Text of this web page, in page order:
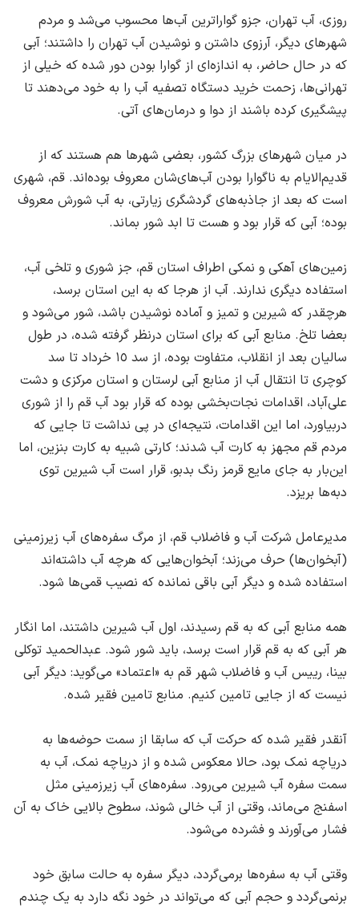
روزی، ‌آب تهران، ‌جزو گواراترین آب‌ها محسوب می‌شد و مردم
شهرهای دیگر، ‌آرزوی داشتن و نوشیدن آب تهران را داشتند؛ ‌آبی
که در حال حاضر، ‌به اندازه‌ای از گوارا بودن دور شده که خیلی از
تهرانی‌ها، ‌زحمت خرید دستگاه تصفیه آب را به خود می‌دهند تا
پیشگیری کرده باشند از دوا و درمان‌های آتی.
در میان شهرهای بزرگ کشور، بعضی شهرها هم هستند که از
قدیم‌الایام به ناگوارا بودن آب‌های‌شان معروف بوده‌اند. ‌قم، ‌شهری
است که بعد از جاذبه‌های گردشگری زیارتی، ‌به آب شورش معروف
بوده؛ آبی که قرار بود و هست تا ابد شور بماند.
زمین‌های آهکی و نمکی اطراف استان قم، ‌جز شوری و تلخی آب،
استفاده دیگری ندارند. آب از هرجا که به این استان برسد،
‌هرچقدر که شیرین و تمیز و آماده نوشیدن باشد، ‌شور می‌شود و
بعضا تلخ. منابع آبی که برای استان درنظر گرفته شده، در طول
سالیان بعد از انقلاب، ‌متفاوت بوده، ‌از سد ١٥ خرداد تا سد
کوچری تا انتقال آب از منابع آبی لرستان و استان مرکزی و دشت
علی‌آباد، ‌اقدامات نجات‌بخشی بوده که قرار بود آب قم را از شوری
دربیاورد، ‌اما این اقدامات، ‌نتیجه‌ای در پی نداشت تا جایی که
مردم قم مجهز به کارت آب شدند؛ ‌کارتی شبیه به کارت بنزین، ‌اما
این‌بار به جای مایع قرمز رنگ بدبو، ‌قرار است آب شیرین توی
دبه‌ها بریزد.
مدیرعامل شرکت آب و فاضلاب قم، ‌از مرگ سفره‌های آب زیرزمینی
(آبخوان‌ها) حرف می‌زند؛ ‌آبخوان‌هایی که هرچه آب داشته‌اند
استفاده شده و دیگر آبی باقی نمانده که نصیب قمی‌ها شود.
همه منابع آبی که به قم رسیدند، اول آب شیرین داشتند، اما انگار
هر آبی که به قم قرار است برسد، ‌باید شور شود. عبدالحمید توکلی
بینا، رییس آب و فاضلاب شهر قم به «اعتماد» می‌گوید: دیگر آبی
نیست که از جایی تامین کنیم. منابع تامین فقیر شده.
آنقدر فقیر شده که حرکت آب که سابقا از سمت حوضه‌ها به
دریاچه نمک بود، حالا معکوس شده و از دریاچه نمک، آب به
سمت سفره آب شیرین می‌رود. سفره‌های آب زیرزمینی مثل
اسفنج می‌ماند، وقتی از آب خالی شوند، سطوح بالایی خاک به آن
فشار می‌آورند و فشرده می‌شود.
وقتی آب به سفره‌ها برمی‌گردد، ‌دیگر سفره به حالت سابق خود
برنمی‌گردد و حجم آبی که می‌تواند در خود نگه دارد به یک چندم